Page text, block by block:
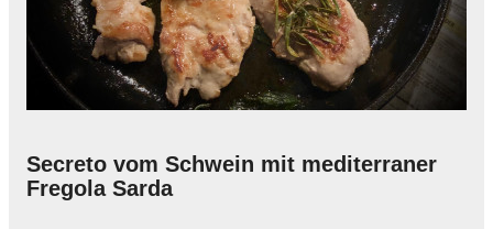
Secreto vom Schwein mit mediterraner
Fregola Sarda